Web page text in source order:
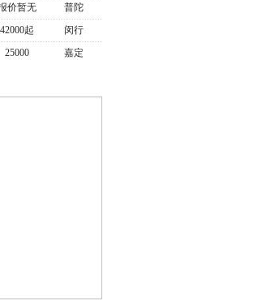
价暂无
普陀
42000起
闵行
25000 嘉定